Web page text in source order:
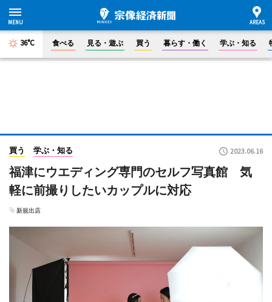
36°C 食べる 見る・遊ぶ 買う 暮らす・働く 学ぶ・知る
買う 学ぶ・知る 2023.06.16
福津にウエディング専門のセルフ写真館 気
軽に前撮りしたいカップルに対応
新規出店